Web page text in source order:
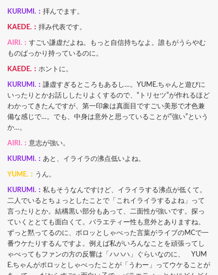
KURUMI.： 拝んでます。
KAEDE.： 拝み代表です。
AIRI.： すごい謙虚だよね。もっと自信持ちなよ。誰もがうらやむ
ものばっかり持っているのに。
KAEDE.： ホントに。
KURUMI.： 謙虚すぎるところもあるし…。YUME.ちゃんと遊びに
いったりとかお話ししたりよくするので、“トリセツ”が作れるほど
わかってきたんですが、第一印象は真面目ですごい美形で才色兼
備な感じで…。でも、中身は意外と思っていることが“強い”という
か…。
AIRI.： 意志が強い。
KURUMI.： あと、イライラの沸点低いよね。
YUME.： うん。
KURUMI.： 私もそうなんですけど、イライラする沸点が低くて。
二人でいるとちょっとしたことで「これイライラするよね」って
言ったりとか。結構黒い部分もあって、二面性が強いです。探っ
ていくととても面白くて。バラエティー性も意外とありますね。
ずっと黙ってるのに、ポロッとしゃべった言葉がライブのMCで一
番ウケたりするんですよ。例えば私がいろんなことを頑張ってし
ゃべってもファンの方の反響は「ハハハ」ぐらいなのに、 YUM
E.ちゃんがポロッとしゃべったことが「うわー」ってウケることが